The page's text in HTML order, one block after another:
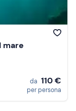
mare
da 110 €
per persona